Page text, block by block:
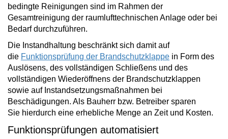
bedingte Reinigungen sind im Rahmen der
Gesamtreinigung der raumlufttechnischen Anlage oder bei
Bedarf durchzuführen.
Die Instandhaltung beschränkt sich damit auf
die Funktionsprüfung der Brandschutzklappe in Form des
Auslösens, des vollständigen Schließens und des
vollständigen Wiederöffnens der Brandschutzklappen
sowie auf Instandsetzungsmaßnahmen bei
Beschädigungen. Als Bauherr bzw. Betreiber sparen
Sie hierdurch eine erhebliche Menge an Zeit und Kosten.
Funktionsprüfungen automatisiert